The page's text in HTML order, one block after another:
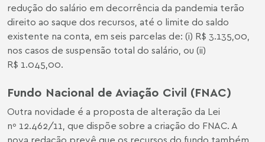
redução do salário em decorrência da pandemia terão
direito ao saque dos recursos, até o limite do saldo
existente na conta, em seis parcelas de: (i) R$ 3.135,00,
nos casos de suspensão total do salário, ou (ii)
R$ 1.045,00.
Fundo Nacional de Aviação Civil (FNAC)
Outra novidade é a proposta de alteração da Lei
nº 12.462/11, que dispõe sobre a criação do FNAC. A
nova redação prevê que os recursos do fundo também